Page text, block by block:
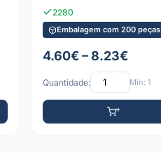
2280
Embalagem com 200 peças
4.60€ – 8.23€
Quantidade: Mín: 1